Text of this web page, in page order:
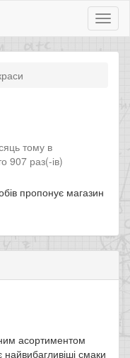
тому в
907 раз(-ів)
пропонує магазин
асортиментом
смаки